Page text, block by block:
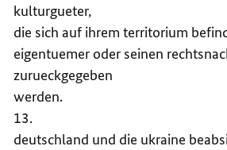
kulturgueter,
die sich auf ihrem territorium
eigentuemer oder seinen
zurueckgegeben
werden.
13.
deutschland und die ukraine